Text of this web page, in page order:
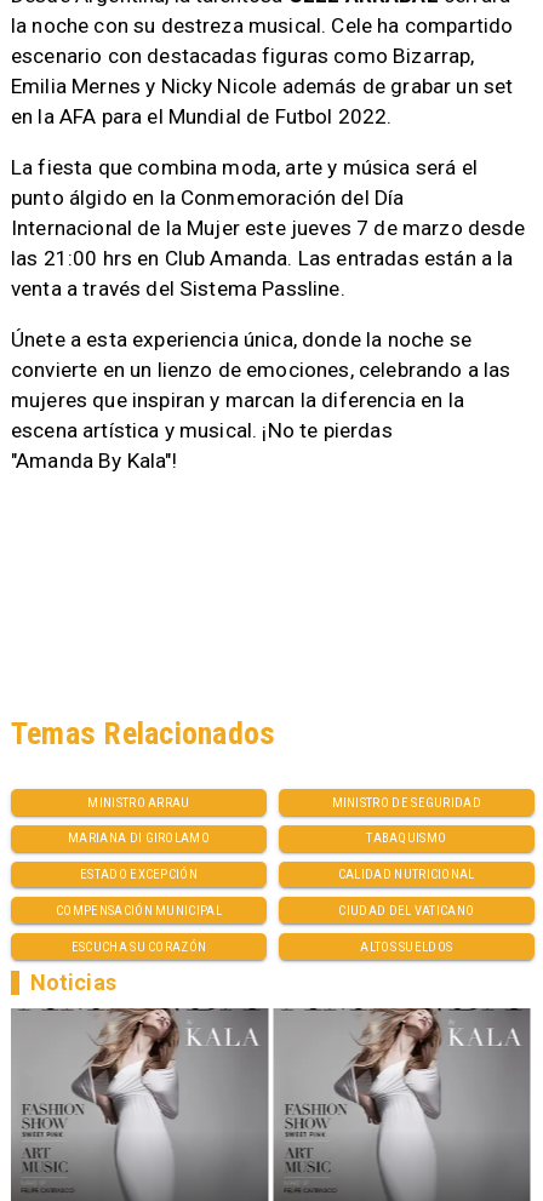
la noche con su destreza musical. Cele ha compartido
escenario con destacadas figuras como Bizarrap,
Emilia Mernes y Nicky Nicole además de grabar un set
en la AFA para el Mundial de Futbol 2022.
La fiesta que combina moda, arte y música será el
punto álgido en la Conmemoración del Día
Internacional de la Mujer este jueves 7 de marzo desde
las 21:00 hrs en Club Amanda. Las entradas están a la
venta a través del Sistema Passline.
Únete a esta experiencia única, donde la noche se
convierte en un lienzo de emociones, celebrando a las
mujeres que inspiran y marcan la diferencia en la
escena artística y musical. ¡No te pierdas
"Amanda By Kala"!
MINISTRO ARRAU MINISTRO DE SEGURIDAD
MARIANA DI GIROLAMO TABAQUISMO
ESTADO EXCEPCIÓN CALIDAD NUTRICIONAL
COMPENSACIÓN MUNICIPAL CIUDAD DEL VATICANO
ESCUCHA SU CORAZÓN ALTOS SUELDOS
Temas Relacionados
Noticias